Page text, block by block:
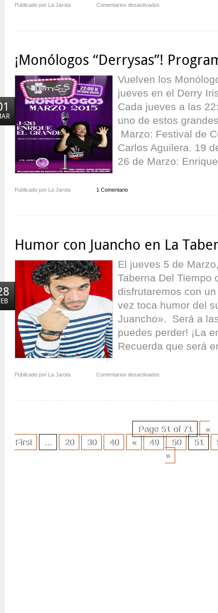
Publicado por La Jarota Comentarios desactivados
Noches
a
Madrid!
¡Monólogos “Derrysas”!
Vuelven los
jueves en el Derry
Cada jueves a las
uno de estos
Marzo: Festival de
Carlos Aguilera. 19
26 de Marzo:
Publicado por La Jarota 1 Comentario
Humor con Juancho en La
El jueves 5 de
Taberna Del Tiempo
disfrutaremos con
vez toca humor del
Juancho». Será a
puedes perder! ¡La
Recuerda que será
Publicado por La Jarota Comentarios desactivados
Juancho
La
Taberna
del
Tiempo
Page 51 of 71
«
First
... 20 30 40 « 49 50 51
»